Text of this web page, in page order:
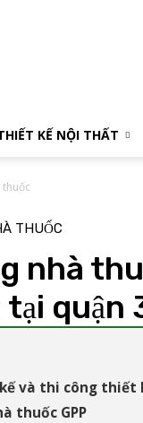
KẾ NỘI THẤT
THUỐC
nhà
quận
và thi công thiết
thuốc GPP